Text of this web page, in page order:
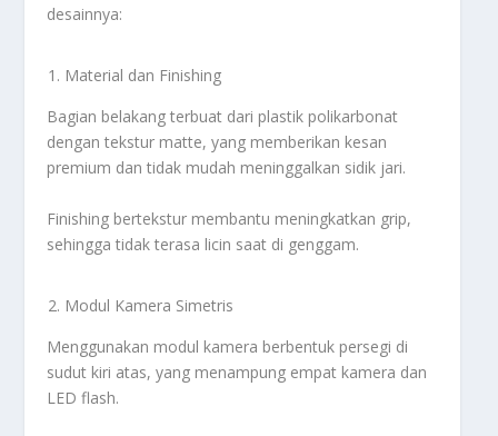
desainnya:
Material dan Finishing
Bagian belakang terbuat dari plastik polikarbonat
dengan tekstur matte, yang memberikan kesan
premium dan tidak mudah meninggalkan sidik jari.
Finishing bertekstur membantu meningkatkan grip,
sehingga tidak terasa licin saat di genggam.
Modul Kamera Simetris
Menggunakan modul kamera berbentuk persegi di
sudut kiri atas, yang menampung empat kamera dan
LED flash.